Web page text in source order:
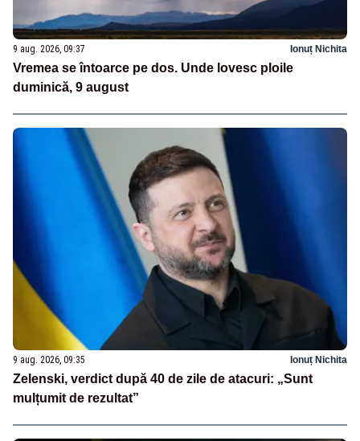
9 aug. 2026, 09:37 Ionuț Nichita
Vremea se întoarce pe dos. Unde lovesc ploile
duminică, 9 august
9 aug. 2026, 09:35 Ionuț Nichita
Zelenski, verdict după 40 de zile de atacuri: „Sunt
mulțumit de rezultat”